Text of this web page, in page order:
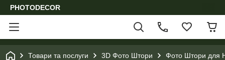
PHOTODECOR
Товари та послуги 3D Фото Штори Фото Штори для